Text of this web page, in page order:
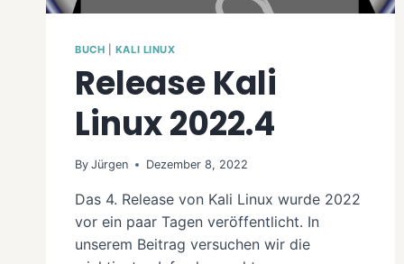
BUCH KALI LINUX
Release Kali
Linux 2022.4
By Jürgen Dezember 8, 2022
Das 4. Release von Kali Linux wurde 2022
vor ein paar Tagen veröffentlicht. In
unserem Beitrag versuchen wir die